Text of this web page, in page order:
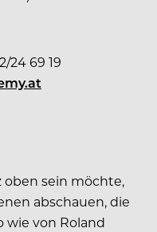
24 69 19
oben sein möchte,
abschauen, die
wie von Roland